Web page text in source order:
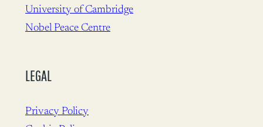
University of Cambridge
Nobel Peace Centre
LEGAL
Privacy Policy